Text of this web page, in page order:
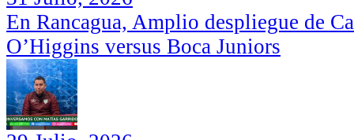
En Rancagua, Amplio despliegue de
O’Higgins versus Boca Juniors